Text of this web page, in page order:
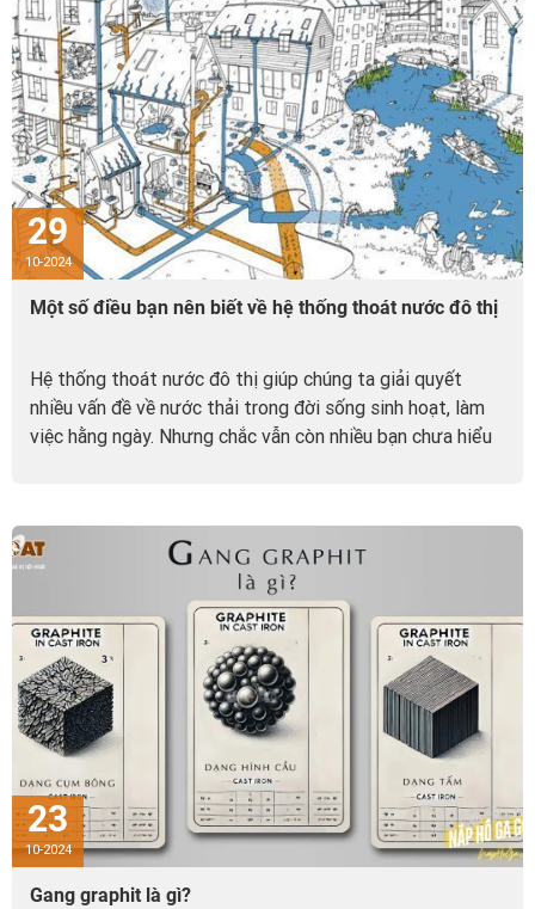
29
10-2024
Một số điều bạn nên biết về hệ thống thoát nước đô thị
Hệ thống thoát nước đô thị giúp chúng ta giải quyết
nhiều vấn đề về nước thải trong đời sống sinh hoạt, làm
việc hằng ngày. Nhưng chắc vẫn còn nhiều bạn chưa hiểu
hệ thống thoát nước đô thị dưới đây nhé!
23
10-2024
Gang graphit là gì?